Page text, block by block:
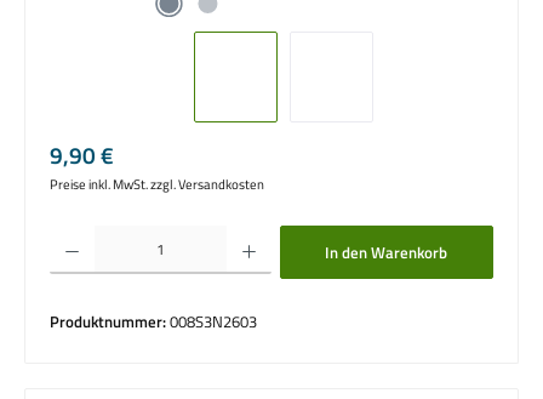
Regulärer Preis:
9,90 €
Preise inkl. MwSt. zzgl. Versandkosten
Produkt Anzahl: Gib den gewünschten Wert ein oder benutze die Schaltflächen um
In den Warenkorb
Produktnummer:008S3N2603